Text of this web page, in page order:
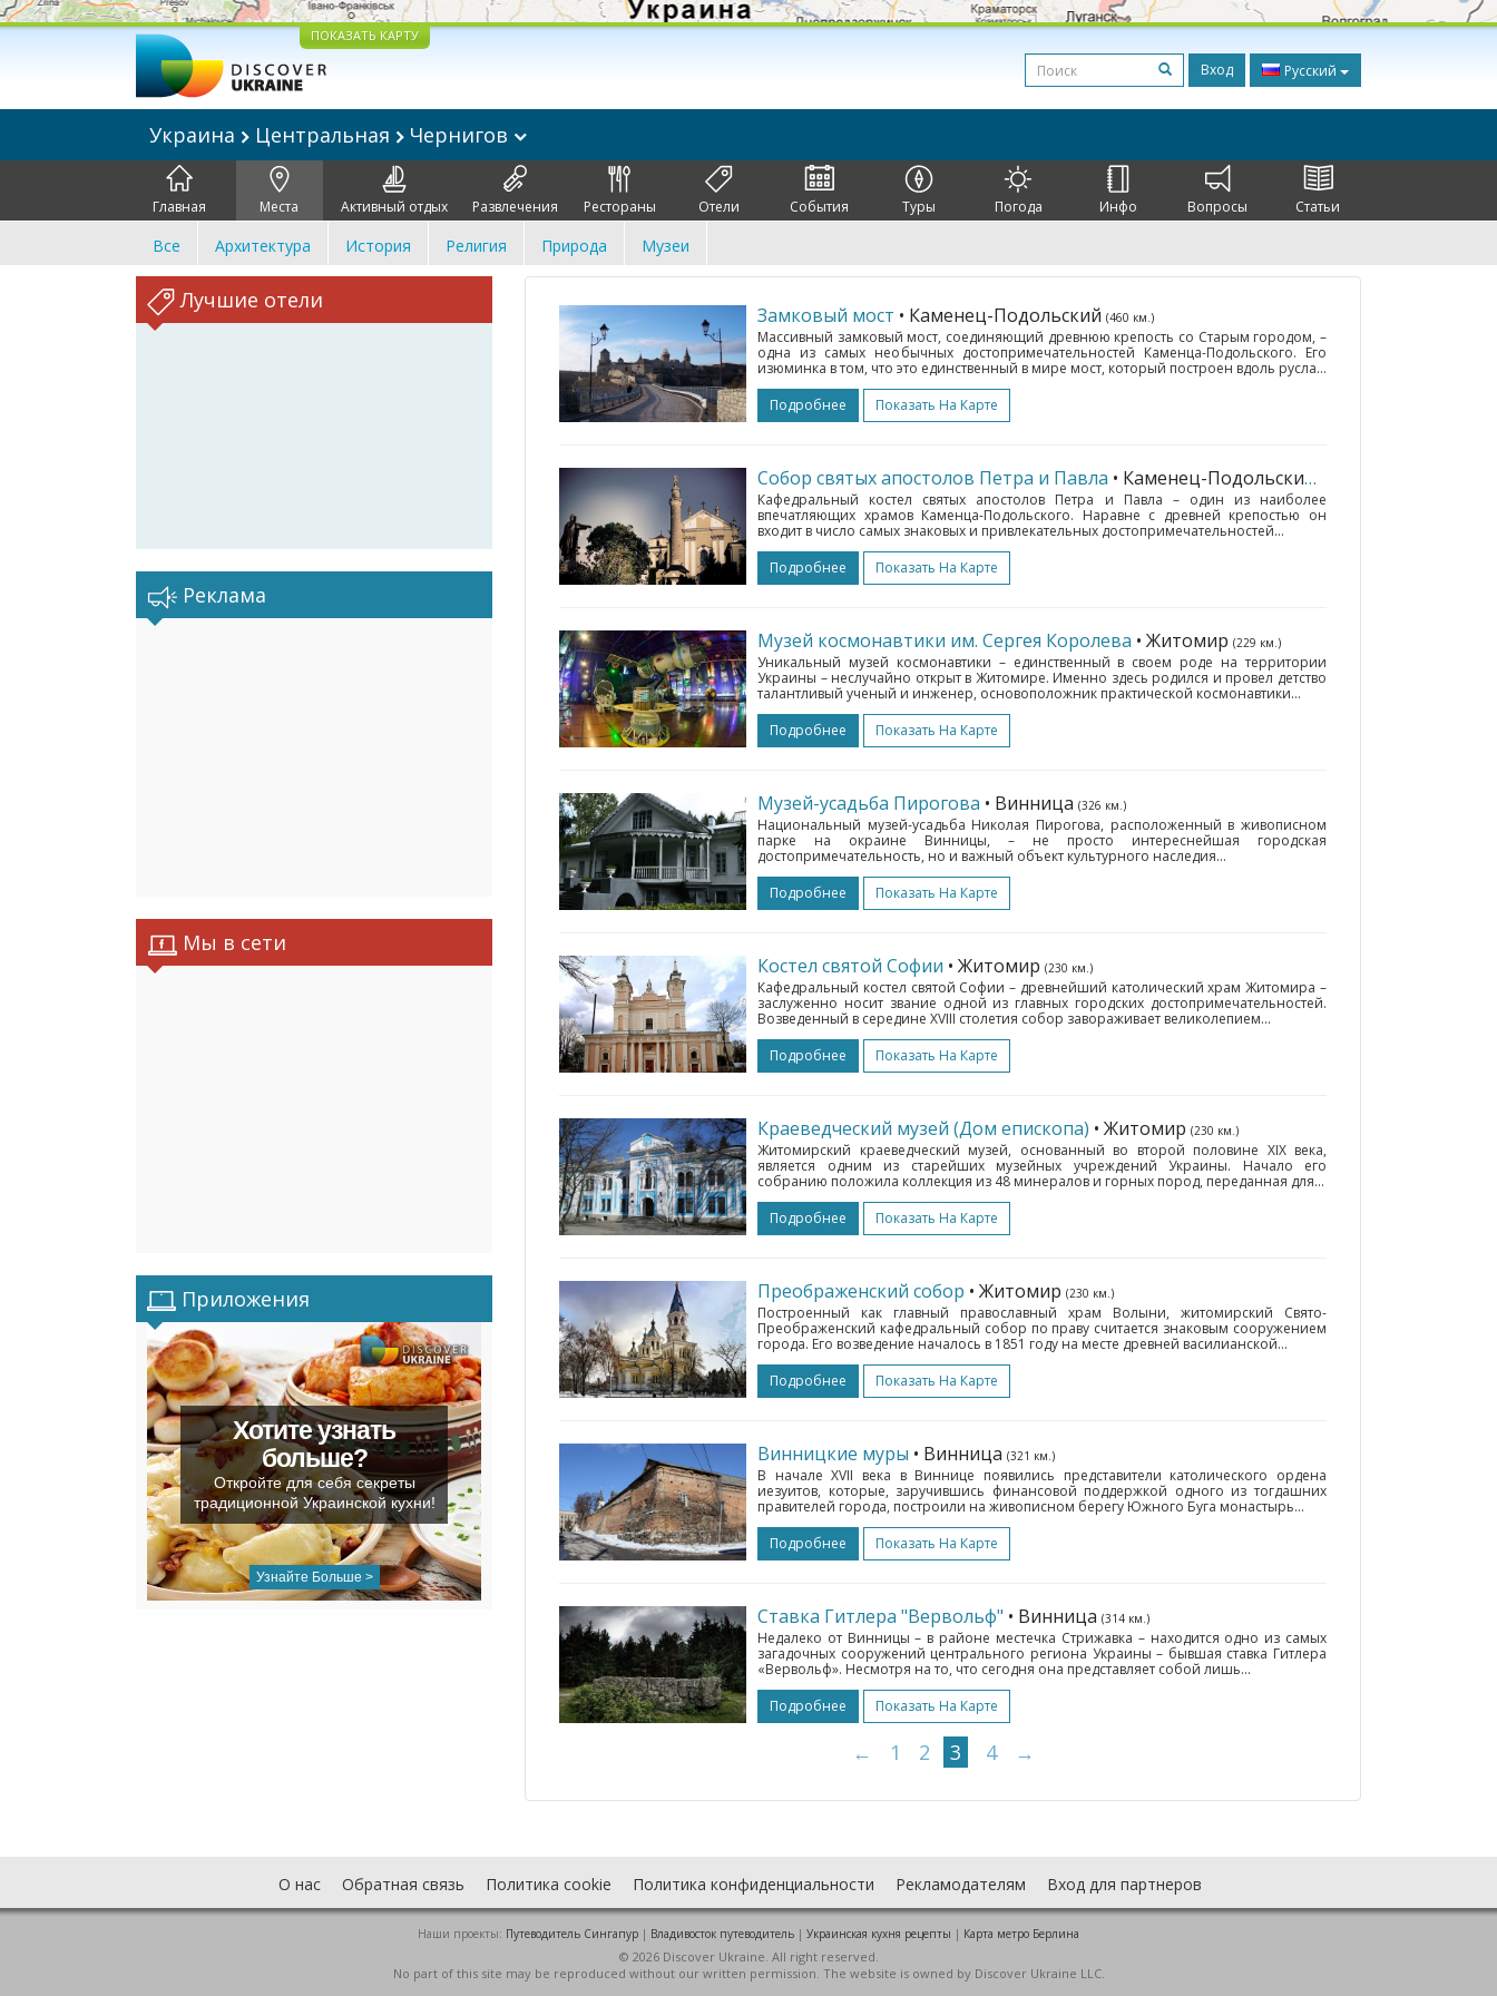
ПОКАЗАТЬ КАРТУ
Вход Русский
Украина Центральная Чернигов
Главная Места Активный отдых Развлечения Рестораны Отели События Туры Погода Инфо Вопросы Статьи
Все Архитектура История Религия Природа Музеи
Лучшие отели
Реклама
Мы в сети
Приложения
Хотите узнать
больше?
Откройте для себя секреты
традиционной Украинской кухни!
Узнайте Больше >
Замковый мост • Каменец-Подольский (460 км.)
Массивный замковый мост, соединяющий древнюю крепость со Старым городом, –
одна из самых необычных достопримечательностей Каменца-Подольского. Его
изюминка в том, что это единственный в мире мост, который построен вдоль русла...
Подробнее
Показать На Карте
Собор святых апостолов Петра и Павла • Каменец-Подольский
Кафедральный костел святых апостолов Петра и Павла – один из наиболее
впечатляющих храмов Каменца-Подольского. Наравне с древней крепостью он
входит в число самых знаковых и привлекательных достопримечательностей...
Подробнее
Показать На Карте
Музей космонавтики им. Сергея Королева • Житомир (229 км.)
Уникальный музей космонавтики – единственный в своем роде на территории
Украины – неслучайно открыт в Житомире. Именно здесь родился и провел детство
талантливый ученый и инженер, основоположник практической космонавтики...
Подробнее
Показать На Карте
Музей-усадьба Пирогова • Винница (326 км.)
Национальный музей-усадьба Николая Пирогова, расположенный в живописном
парке на окраине Винницы, – не просто интереснейшая городская
достопримечательность, но и важный объект культурного наследия...
Подробнее
Показать На Карте
Костел святой Софии • Житомир (230 км.)
Кафедральный костел святой Софии – древнейший католический храм Житомира –
заслуженно носит звание одной из главных городских достопримечательностей.
Возведенный в середине XVIII столетия собор завораживает великолепием...
Подробнее
Показать На Карте
Краеведческий музей (Дом епископа) • Житомир (230 км.)
Житомирский краеведческий музей, основанный во второй половине XIX века,
является одним из старейших музейных учреждений Украины. Начало его
собранию положила коллекция из 48 минералов и горных пород, переданная для...
Подробнее
Показать На Карте
Преображенский собор • Житомир (230 км.)
Построенный как главный православный храм Волыни, житомирский Свято-
Преображенский кафедральный собор по праву считается знаковым сооружением
города. Его возведение началось в 1851 году на месте древней василианской...
Подробнее
Показать На Карте
Винницкие муры • Винница (321 км.)
В начале XVII века в Виннице появились представители католического ордена
иезуитов, которые, заручившись финансовой поддержкой одного из тогдашних
правителей города, построили на живописном берегу Южного Буга монастырь...
Подробнее
Показать На Карте
Ставка Гитлера "Вервольф" • Винница (314 км.)
Недалеко от Винницы – в районе местечка Стрижавка – находится одно из самых
загадочных сооружений центрального региона Украины – бывшая ставка Гитлера
«Вервольф». Несмотря на то, что сегодня она представляет собой лишь...
Подробнее
Показать На Карте
← 1 2 3 4 →
О нас Обратная связь Политика cookie Политика конфиденциальности Рекламодателям Вход для партнеров
Наши проекты: Путеводитель Сингапур | Владивосток путеводитель | Украинская кухня рецепты | Карта метро Берлина
© 2026 Discover Ukraine. All right reserved.
No part of this site may be reproduced without our written permission. The website is owned by Discover Ukraine LLC.